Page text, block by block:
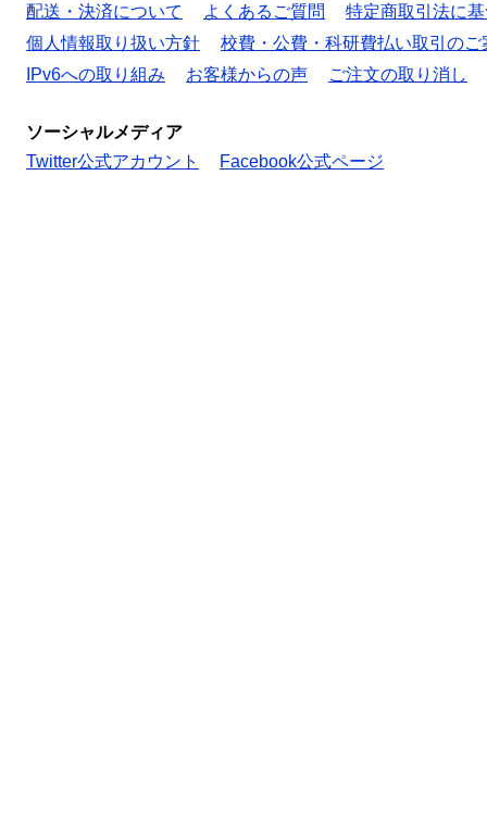
配送・決済について
よくあるご質問
特定商取引法に
個人情報取り扱い方針
校費・公費・科研費払い取引のご
IPv6への取り組み
お客様からの声 ご注文の取り消し
ソーシャルメディア
Twitter公式アカウント
Facebook公式ページ